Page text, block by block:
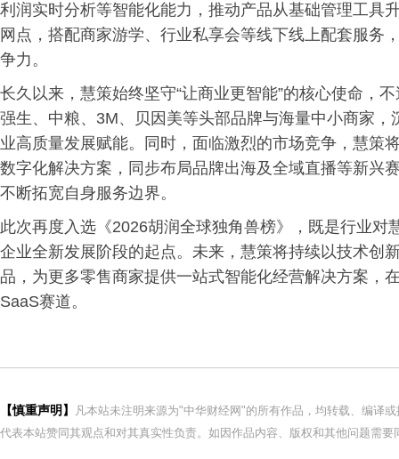
利润实时分析等智能化能力，推动产品从基础管理工具
网点，搭配商家游学、行业私享会等线下线上配套服务
争力。
长久以来，慧策始终坚守“让商业更智能”的核心使命，
强生、中粮、3M、贝因美等头部品牌与海量中小商家
业高质量发展赋能。同时，面临激烈的市场竞争，慧策
数字化解决方案，同步布局品牌出海及全域直播等新兴
不断拓宽自身服务边界。
此次再度入选《2026胡润全球独角兽榜》，既是行业
企业全新发展阶段的起点。未来，慧策将持续以技术创
品，为更多零售商家提供一站式智能化经营解决方案，
SaaS赛道。
【慎重声明】
凡本站未注明来源为"中华财经网"的所有作品，均转载、编译
代表本站赞同其观点和对其真实性负责。如因作品内容、版权和其他问题需